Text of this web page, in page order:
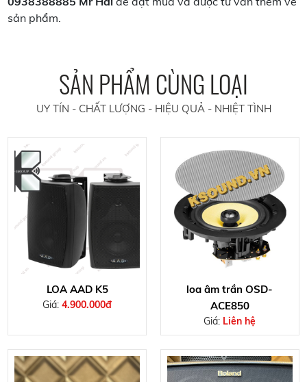
sản phẩm.
SẢN PHẨM CÙNG LOẠI
UY TÍN - CHẤT LƯỢNG - HIỆU QUẢ - NHIỆT TÌNH
LOA AAD K5
Giá:4.900.000đ
loa âm trần OSD-
ACE850
Giá: Liên hệ